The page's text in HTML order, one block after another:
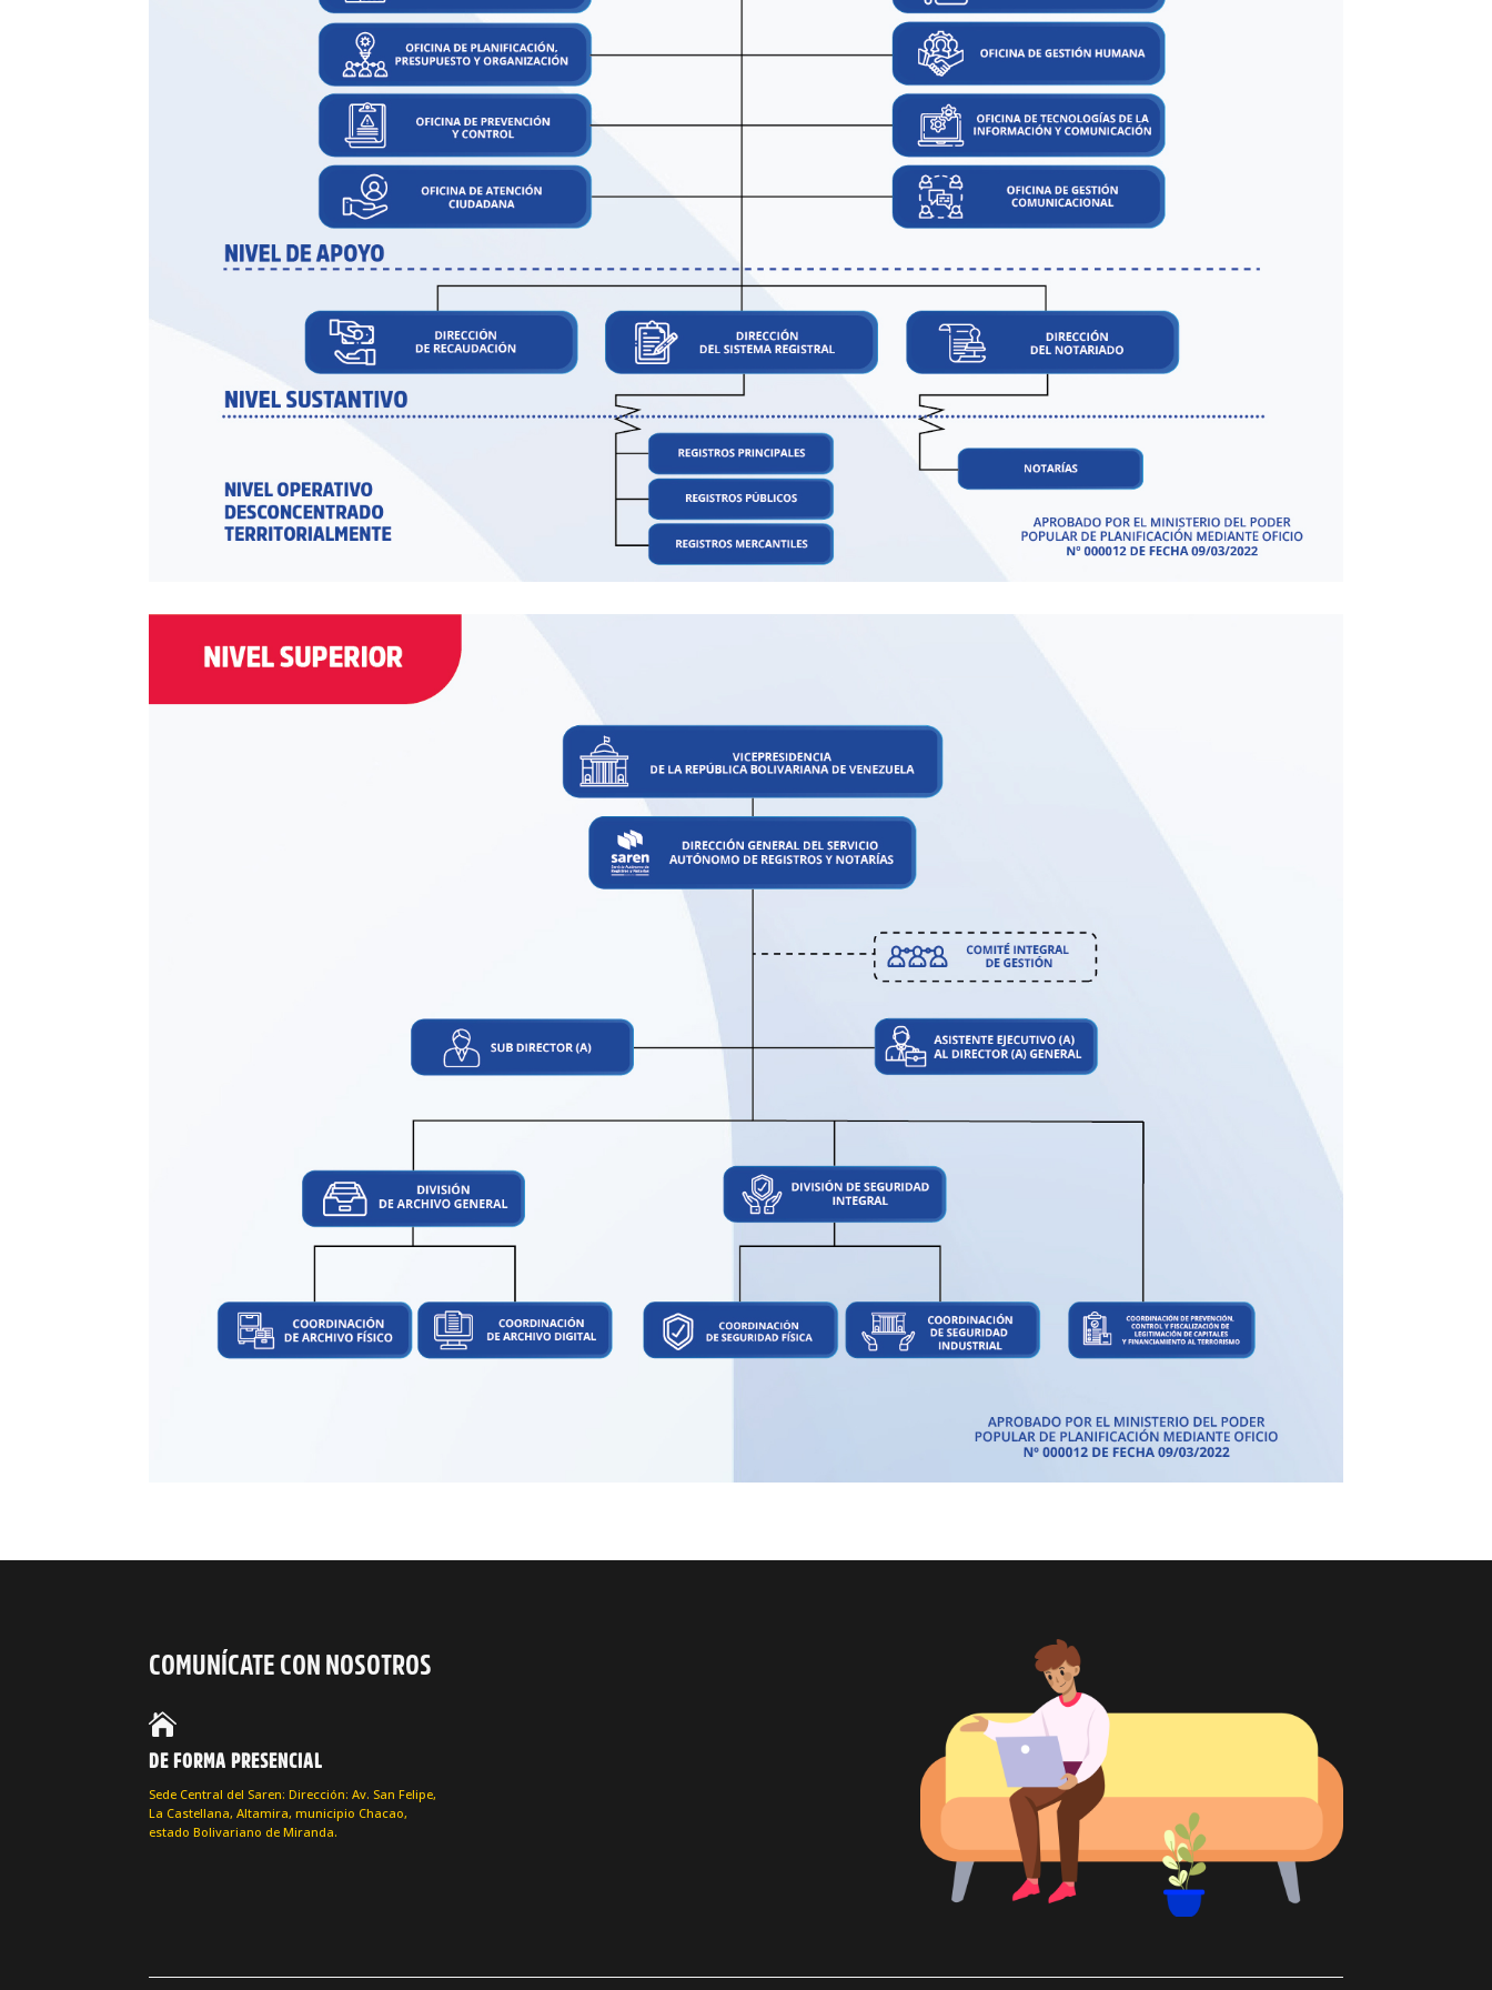
COMUNÍCATE CON NOSOTROS

DE FORMA PRESENCIAL
Sede Central del Saren: Dirección: Av. San Felipe,
La Castellana, Altamira, municipio Chacao,
estado Bolivariano de Miranda.